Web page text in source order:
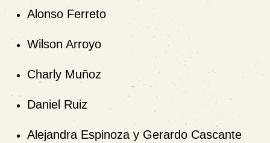
Alonso Ferreto
Wilson Arroyo
Charly Muñoz
Daniel Ruiz
Alejandra Espinoza y Gerardo Cascante